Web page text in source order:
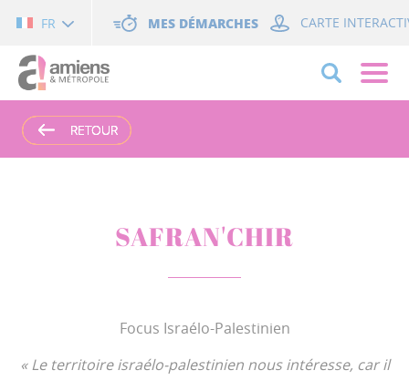
FR MES DÉMARCHES CARTE
RETOUR
RETOUR
RETOUR
RETOUR
SAFRAN'CHIR
Focus Israélo-Palestinien
« Le territoire israélo-palestinien nous intéresse, car il